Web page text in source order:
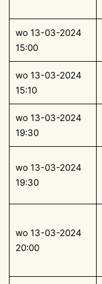
wo 13-03-2024
15:00
wo 13-03-2024
15:10
wo 13-03-2024
19:30
wo 13-03-2024
19:30
wo 13-03-2024
20:00